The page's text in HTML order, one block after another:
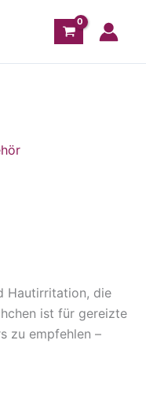
Hautirritation, die
ist für gereizte
zu empfehlen –